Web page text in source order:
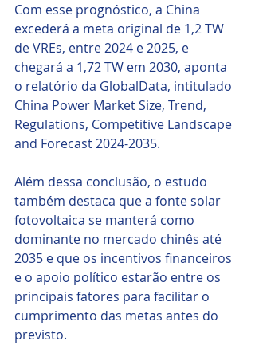
Com esse prognóstico, a China
excederá a meta original de 1,2 TW
de VREs, entre 2024 e 2025, e
chegará a 1,72 TW em 2030, aponta
o relatório da GlobalData, intitulado
China Power Market Size, Trend,
Regulations, Competitive Landscape
and Forecast 2024-2035.
Além dessa conclusão, o estudo
também destaca que a fonte solar
fotovoltaica se manterá como
dominante no mercado chinês até
2035 e que os incentivos financeiros
e o apoio político estarão entre os
principais fatores para facilitar o
cumprimento das metas antes do
previsto.